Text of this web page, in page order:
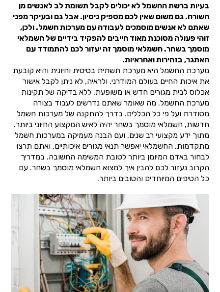
בעיות ברשת החשמל לא יכולים לקבל תשומת לב לאנשים מן
השורה. גם משום שאין לכם מספיק ניסיון. אבל גם ובעיקר מפני
שאתם לא אנשים מוסמכים לעבודה עם מערכות חשמל. ולכן,
זוהי פעולה מסוכנת מאוד חייבים להפקיד בידיים של חשמלאי
מוסמך בשחר. חשמלאי מוסמך זה יעזור לכם להתמודד עם
האתגר, בזהירות ואחראיות.
מערכת החשמל היא מערכת תשתית בסיסית וחיונית והיא קובעת
את איכות החיים בעולם המודרני. ולראיה, לא ניתן לקבל אישור
אכלוס לבית מגורים חדש או משופעת, ללא בדיקה של תקינות
מערכת החשמל. מה שאומר שאתם נדרשים לעבוד בצורה
מסודרת ועל פי כל הכללים. בדרך להתקנה של מערכות חשמל
חדשות, חשמלאי מוסמך בשחר יהיה לאיש המקצוע החיוני ביותר.
מתוך ידע מקצועי רב שנים, ועם הבנה מעמיקה במערכות חשמל
מתקדמות, החשמלאי יאפשר תנאי מגורים איכותיים. ואתם תרצו
לבחור באדם המיומן ביותר לטובת המשימה החשובה. במדריך
הקרוב נעזור לכם להבין איך למצוא חשמלאי מוסמך בשחר. עם
כל הטיפים המיוחדים והטובים ביותר.